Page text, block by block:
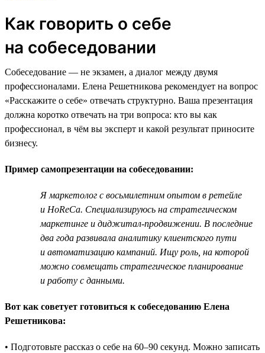
Как говорить о себе
на собеседовании
Собеседование — не экзамен, а диалог между двумя
профессионалами. Елена Решетникова рекомендует на вопрос
«Расскажите о себе» отвечать структурно. Ваша презентация
должна коротко отвечать на три вопроса: кто вы как
профессионал, в чём вы эксперт и какой результат приносите
бизнесу.
Пример самопрезентации на собеседовании:
Я маркетолог с восьмилетним опытом в ретейле
и HoReCa. Специализируюсь на стратегическом
маркетинге и диджитал-продвижении. В последние
два года развивала аналитику клиентского пути
и автоматизацию кампаний. Ищу роль, на которой
можно совмещать стратегическое планирование
и работу с данными.
Вот как советует готовиться к собеседованию Елена
Решетникова:
• Подготовьте рассказ о себе на 60–90 секунд. Можно записать